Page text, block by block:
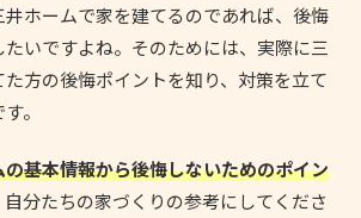
ホームで家を建てるのであれば、後悔
いですよね。そのためには、実際に三
方の後悔ポイントを知り、対策を立て
。
基本情報から後悔しないためのポイン
分たちの家づくりの参考にしてくださ